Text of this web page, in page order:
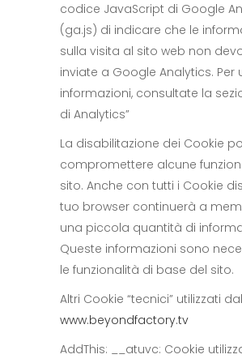
codice JavaScript di Google
(ga.js) di indicare che le
sulla visita al sito web non
inviate a Google Analytics. Per
informazioni, consultate la
di Analytics”
La disabilitazione dei Cookie
compromettere alcune
sito. Anche con tutti i Cookie
tuo browser continuerà a
una piccola quantità di
Queste informazioni sono
le funzionalità di base del sito.
Altri Cookie “tecnici” utilizzati
www.beyondfactory.tv
AddThis: __atuvc: Cookie